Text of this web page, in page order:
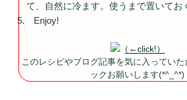
て、自然に冷ます。使うまで置いてお
Enjoy!
（←click!）
このレシピやブログ記事を気に入っていた
ックお願いします(*^_^*)